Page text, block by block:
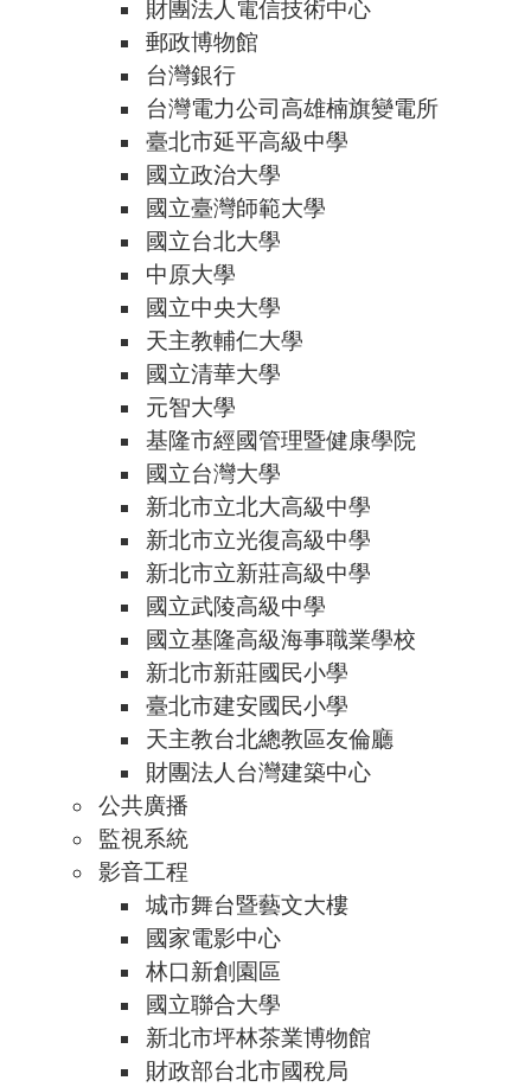
財團法人電信技術中心
郵政博物館
台灣銀行
台灣電力公司高雄楠旗變電所
臺北市延平高級中學
國立政治大學
國立臺灣師範大學
國立台北大學
中原大學
國立中央大學
天主教輔仁大學
國立清華大學
元智大學
基隆市經國管理暨健康學院
國立台灣大學
新北市立北大高級中學
新北市立光復高級中學
新北市立新莊高級中學
國立武陵高級中學
國立基隆高級海事職業學校
新北市新莊國民小學
臺北市建安國民小學
天主教台北總教區友倫廳
財團法人台灣建築中心
公共廣播
監視系統
影音工程
城市舞台暨藝文大樓
國家電影中心
林口新創園區
國立聯合大學
新北市坪林茶業博物館
財政部台北市國稅局